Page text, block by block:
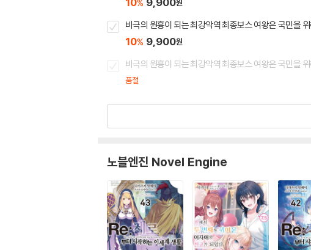
% 원
비극의 원흉이 되는 최강악역 최종보스 여왕은 국민을
10% 9,900원
비극의 원흉이 되는 최강악역 최종보스 여왕은 국민을
품절
노블엔진 Novel Engine